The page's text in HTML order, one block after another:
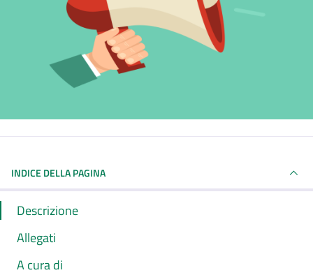
INDICE DELLA PAGINA
Descrizione
Allegati
A cura di